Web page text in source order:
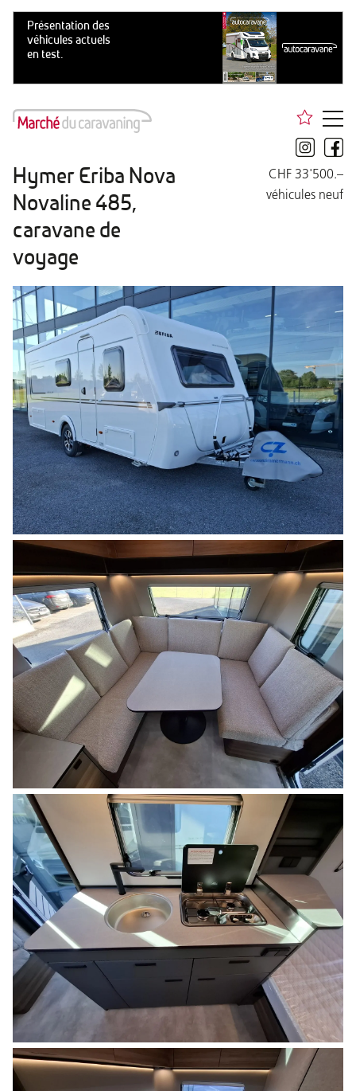
Hymer Eriba Nova
Novaline 485,
caravane de
voyage
CHF 33'500.–
véhicules neuf